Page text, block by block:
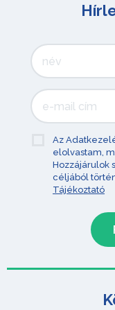
Az
elolvastam,
Hozzájárulok
céljából
Tájékoztató